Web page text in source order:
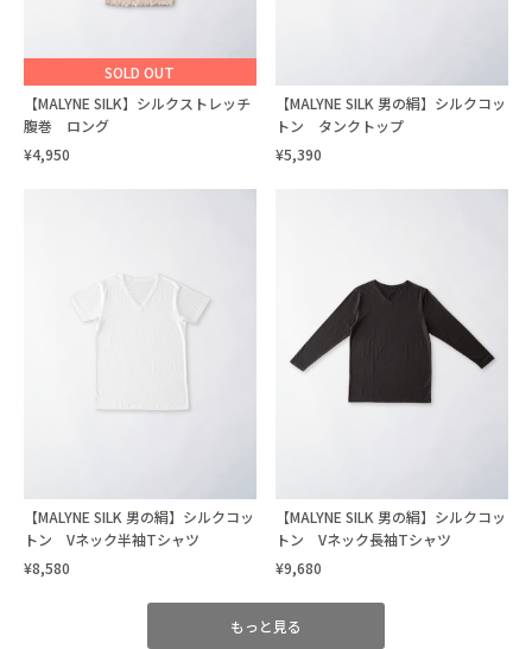
SOLD OUT
【MALYNE SILK】シルクストレッチ
腹巻 ロング
¥4,950
【MALYNE SILK 男の絹】シルクコッ
トン タンクトップ
¥5,390
【MALYNE SILK 男の絹】シルクコッ
トン Vネック半袖Tシャツ
¥8,580
【MALYNE SILK 男の絹】シルクコッ
トン Vネック長袖Tシャツ
¥9,680
もっと見る